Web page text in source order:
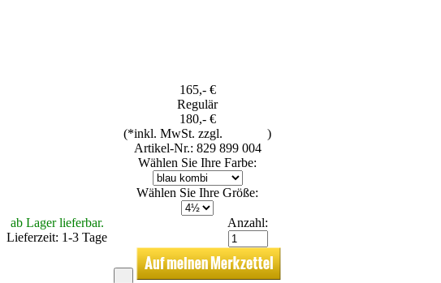
165,- €
Regulär
180,- €
(*inkl. MwSt. zzgl.
)
Artikel-Nr.: 829 899 004
Wählen Sie Ihre Farbe:
Wählen Sie Ihre Größe:
ab Lager lieferbar.
Lieferzeit: 1-3 Tage
Anzahl: